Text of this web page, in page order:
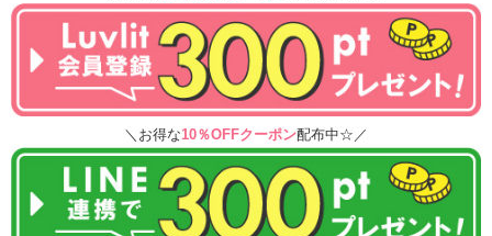
＼お得な10％OFFクーポン配布中☆／